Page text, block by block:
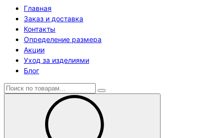
Главная
Заказ и доставка
Контакты
Определение размера
Акции
Уход за изделиями
Блог